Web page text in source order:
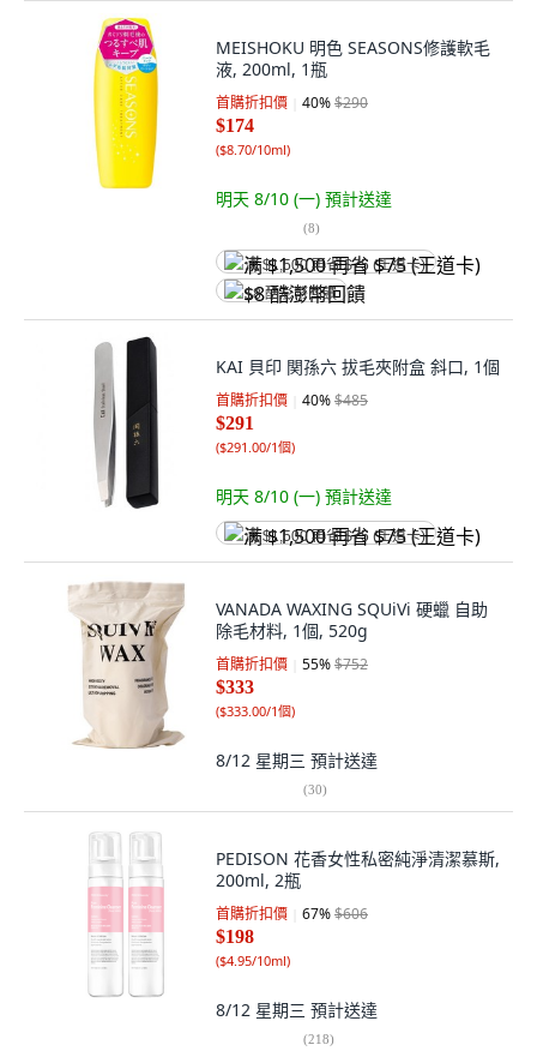
MEISHOKU 明色 SEASONS修護軟毛
液, 200ml, 1瓶
首購折扣價 40%$290
$174
($8.70/10ml)
明天 8/10 (一) 預計送達
(8)
满 $1,500 再省 $75 (王道卡)
$8 酷澎幣回饋
KAI 貝印 関孫六 拔毛夾附盒 斜口, 1個
首購折扣價 40%$485
$291
($291.00/1個)
明天 8/10 (一) 預計送達
满 $1,500 再省 $75 (王道卡)
VANADA WAXING SQUiVi 硬蠟 自助
除毛材料, 1個, 520g
首購折扣價 55%$752
$333
($333.00/1個)
8/12 星期三 預計送達
(30)
PEDISON 花香女性私密純淨清潔慕斯,
200ml, 2瓶
首購折扣價 67%$606
$198
($4.95/10ml)
8/12 星期三 預計送達
(218)